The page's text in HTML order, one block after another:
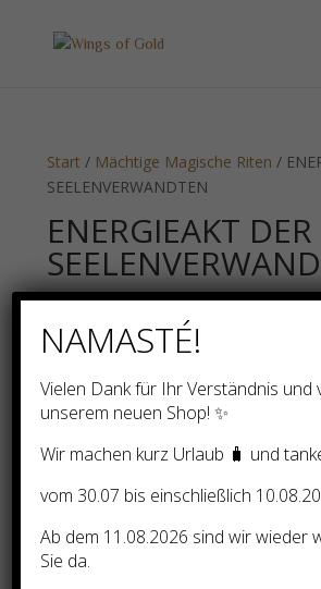
Start / Mächtige Magische Riten /
SEELENVERWANDTEN
ENERGIEAKT DER
Einzelnes Ergebnis wird angezeigt
NAMASTÉ!
Vielen Dank für Ihr Verständnis und
unserem neuen Shop! ✨
Wir machen kurz Urlaub 🧳 und
vom 30.07 bis einschließlich
Ab dem 11.08.2026 sind wir wieder
Sie da.